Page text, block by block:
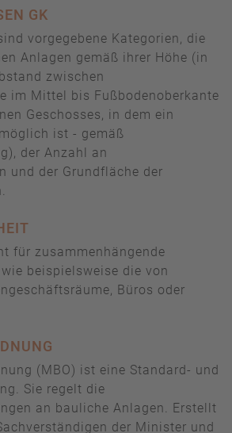
GK
vorgegebene Kategorien, die
Anlagen gemäß ihrer Höhe (in
zwischen
im Mittel bis Fußbodenoberkante
Geschosses, in dem ein
ist - gemäß
der Anzahl an
und der Grundfläche der
für zusammenhängende
beispielsweise die von
Büros oder
(MBO) ist eine Standard- und
Sie regelt die
an bauliche Anlagen. Erstellt
der Minister und